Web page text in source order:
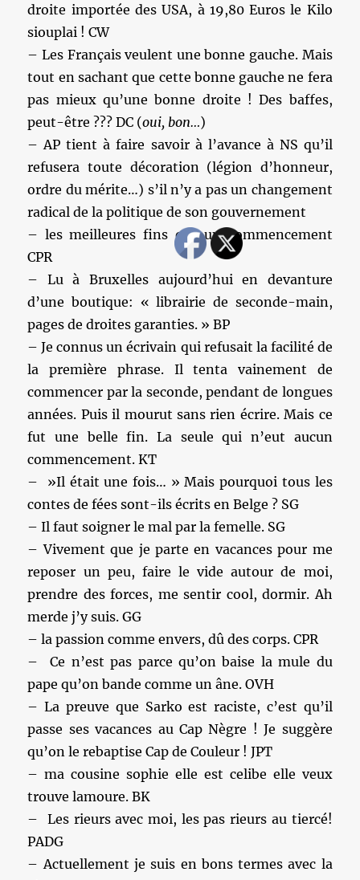
droite importée des USA, à 19,80 Euros le Kilo
siouplai ! CW
– Les Français veulent une bonne gauche. Mais
tout en sachant que cette bonne gauche ne fera
pas mieux qu’une bonne droite ! Des baffes,
peut-être ??? DC (oui, bon…)
– AP tient à faire savoir à l’avance à NS qu’il
refusera toute décoration (légion d’honneur,
ordre du mérite…) s’il n’y a pas un changement
radical de la politique de son gouvernement
– les meilleures fins ont un commencement
CPR
– Lu à Bruxelles aujourd’hui en devanture
d’une boutique: « librairie de seconde-main,
pages de droites garanties. » BP
– Je connus un écrivain qui refusait la facilité de
la première phrase. Il tenta vainement de
commencer par la seconde, pendant de longues
années. Puis il mourut sans rien écrire. Mais ce
fut une belle fin. La seule qui n’eut aucun
commencement. KT
– ‎ »Il était une fois… » Mais pourquoi tous les
contes de fées sont-ils écrits en Belge ? SG
– Il faut soigner le mal par la femelle. SG
– Vivement que je parte en vacances pour me
reposer un peu, faire le vide autour de moi,
prendre des forces, me sentir cool, dormir. Ah
merde j’y suis. GG
– la passion comme envers, dû des corps. CPR
– Ce n’est pas parce qu’on baise la mule du
pape qu’on bande comme un âne. OVH
– La preuve que Sarko est raciste, c’est qu’il
passe ses vacances au Cap Nègre ! Je suggère
qu’on le rebaptise Cap de Couleur ! JPT
– ma cousine sophie elle est celibe elle veux
trouve lamoure. BK
– Les rieurs avec moi, les pas rieurs au tiercé!
PADG
– Actuellement je suis en bons termes avec la